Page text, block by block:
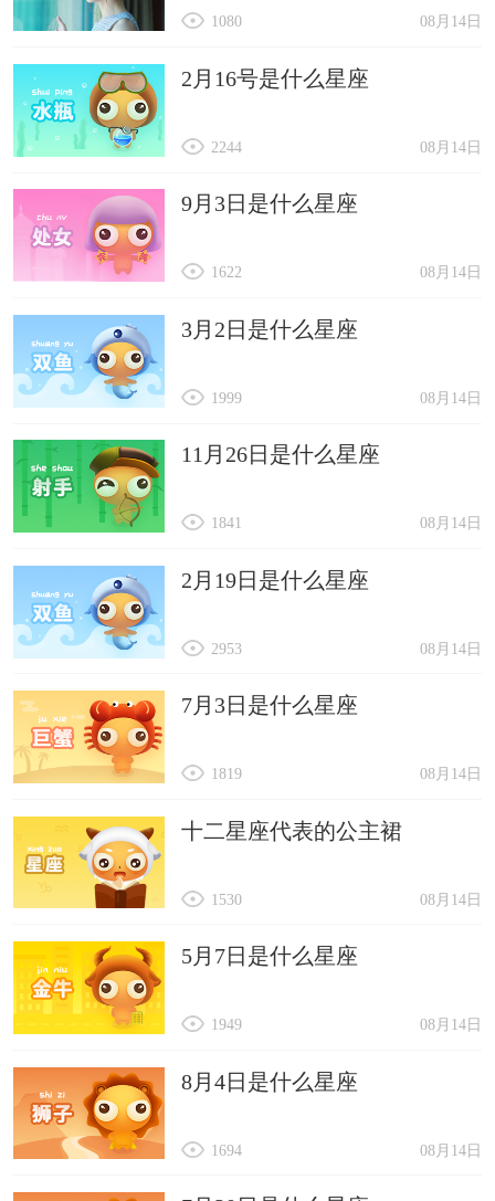
08月14日
1080
2月16号是什么星座
08月14日
2244
9月3日是什么星座
08月14日
1622
3月2日是什么星座
08月14日
1999
11月26日是什么星座
08月14日
1841
2月19日是什么星座
08月14日
2953
7月3日是什么星座
08月14日
1819
十二星座代表的公主裙
08月14日
1530
5月7日是什么星座
08月14日
1949
8月4日是什么星座
08月14日
1694